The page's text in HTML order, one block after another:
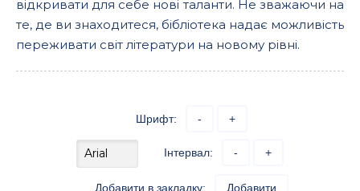
відкривати для себе нові таланти. Не зважаючи на
те, де ви знаходитеся, бібліотека надає можливість
переживати світ літератури на новому рівні.
Шрифт: - +
Інтервал: - +
Добавити в закладку: Добавити